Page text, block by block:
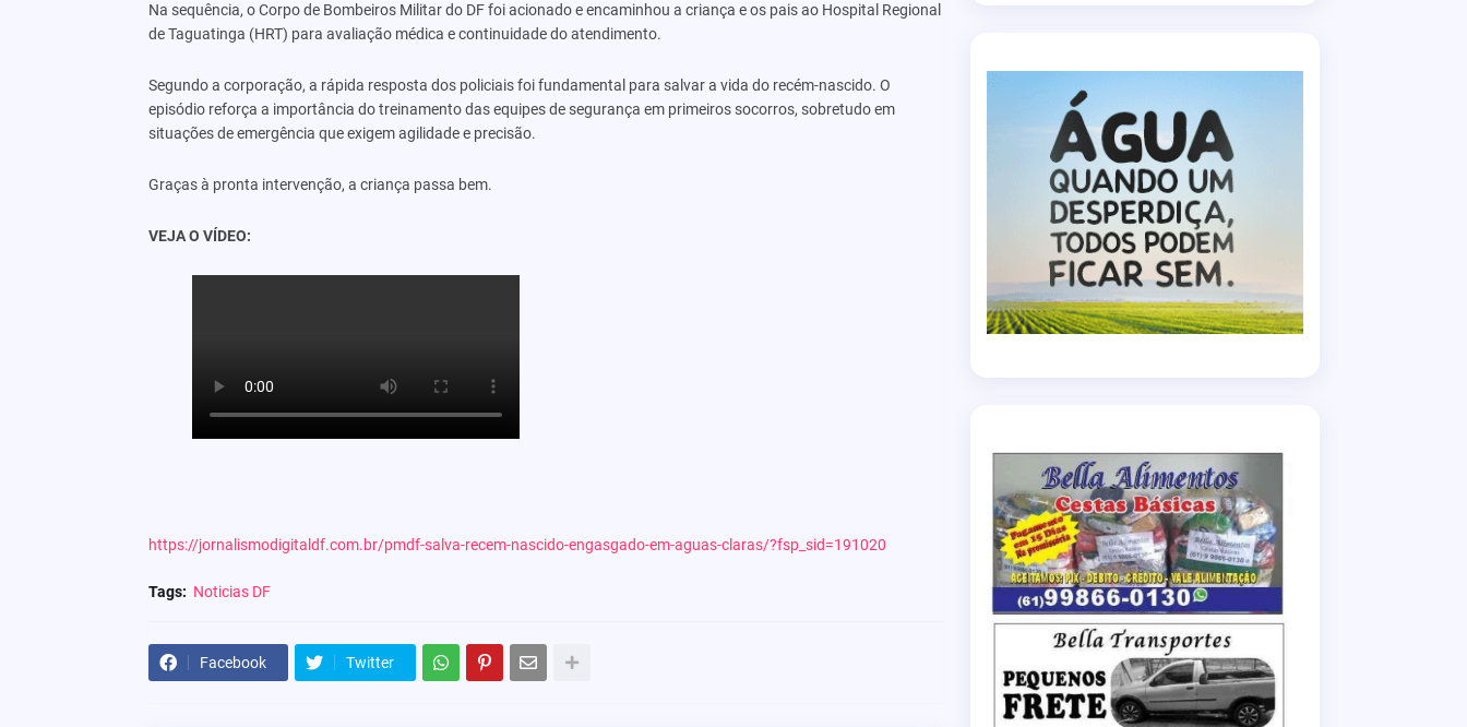
Na sequência, o Corpo de Bombeiros Militar do DF foi acionado e encaminhou a criança e os pais ao Hospital Regional
de Taguatinga (HRT) para avaliação médica e continuidade do atendimento.
Segundo a corporação, a rápida resposta dos policiais foi fundamental para salvar a vida do recém-nascido. O
episódio reforça a importância do treinamento das equipes de segurança em primeiros socorros, sobretudo em
situações de emergência que exigem agilidade e precisão.
Graças à pronta intervenção, a criança passa bem.
VEJA O VÍDEO:
https://jornalismodigitaldf.com.br/pmdf-salva-recem-nascido-engasgado-em-aguas-claras/?fsp_sid=191020
Tags: Noticias DF
Facebook Twitter